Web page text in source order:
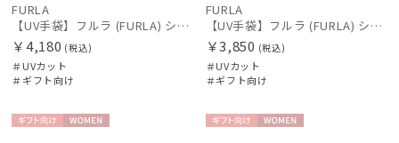
帽子
手袋・アームカバー
その他
FURLA
【UV手袋】フルラ (FURLA) ショート ＵＶ手袋 FURLAロゴ 指無し
￥4,180 (税込)
＃UVカット
＃ギフト向け
FURLA
【UV手袋】フルラ (FURLA) ショート ＵＶ手袋 ベア 指無し
￥3,850 (税込)
＃UVカット
＃ギフト向け